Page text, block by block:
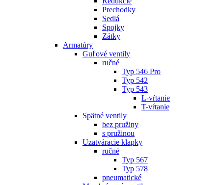
Prechodky
Sedlá
Spojky
Zátky
Armatúry
Guľové ventily
ručné
Typ 546 Pro
Typ 542
Typ 543
L-vŕtanie
T-vŕtanie
Spätné ventily
bez pružiny
s pružinou
Uzatváracie klapky
ručné
Typ 567
Typ 578
pneumatické